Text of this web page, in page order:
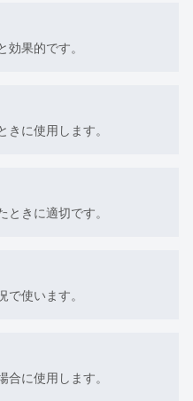
効果的です。
きに使用します。
きに適切です。
で使います。
に使用します。